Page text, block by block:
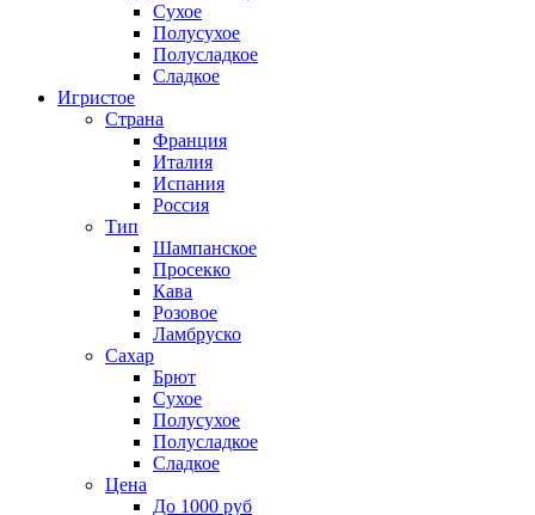
Сухое
Полусухое
Полусладкое
Сладкое
Игристое
Страна
Франция
Италия
Испания
Россия
Тип
Шампанское
Просекко
Кава
Розовое
Ламбруско
Сахар
Брют
Сухое
Полусухое
Полусладкое
Сладкое
Цена
До 1000 руб